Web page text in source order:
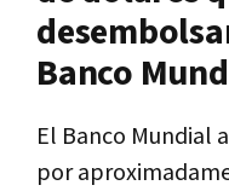
Banco
El Banco Mundial
por